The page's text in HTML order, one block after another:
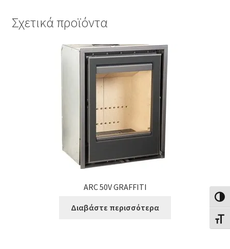
Σχετικά προϊόντα
ARC 50V GRAFFITI
Διαβάστε περισσότερα